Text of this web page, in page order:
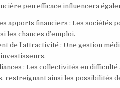
peu efficace influencera
apports financiers : Les sociétés
les chances d’emploi.
de l’attractivité : Une gestion
: Les collectivités en
restreignant ainsi les possibilités